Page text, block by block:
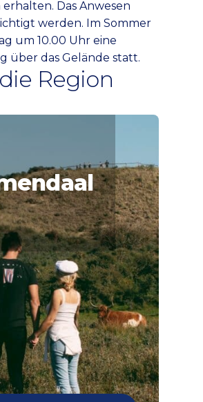
Das Anwesen
werden. Im Sommer
um 10.00 Uhr eine
über das Gelände statt.
Region